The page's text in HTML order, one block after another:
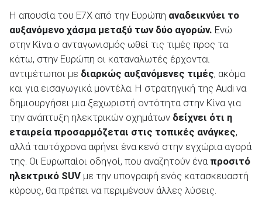
Η απουσία του E7X από την Ευρώπη αναδεικνύει το
αυξανόμενο χάσμα μεταξύ των δύο αγορών. Ενώ
στην Κίνα ο ανταγωνισμός ωθεί τις τιμές προς τα
κάτω, στην Ευρώπη οι καταναλωτές έρχονται
αντιμέτωποι με διαρκώς αυξανόμενες τιμές, ακόμα
και για εισαγωγικά μοντέλα. Η στρατηγική της Audi να
δημιουργήσει μια ξεχωριστή οντότητα στην Κίνα για
την ανάπτυξη ηλεκτρικών οχημάτων δείχνει ότι η
εταιρεία προσαρμόζεται στις τοπικές ανάγκες,
αλλά ταυτόχρονα αφήνει ένα κενό στην εγχώρια αγορά
της. Οι Ευρωπαίοι οδηγοί, που αναζητούν ένα προσιτό
ηλεκτρικό SUV με την υπογραφή ενός κατασκευαστή
κύρους, θα πρέπει να περιμένουν άλλες λύσεις.